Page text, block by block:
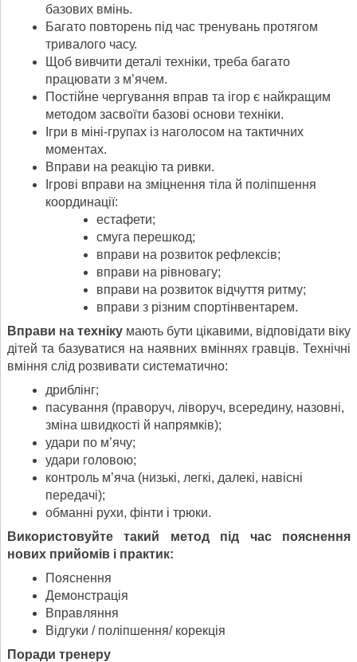
базових вмінь.
Багато повторень під час тренувань протягом
тривалого часу.
Щоб вивчити деталі техніки, треба багато
працювати з м’ячем.
Постійне чергування вправ та ігор є найкращим
методом засвоїти базові основи техніки.
Ігри в міні-групах із наголосом на тактичних
моментах.
Вправи на реакцію та ривки.
Ігрові вправи на зміцнення тіла й поліпшення
координації:
естафети;
смуга перешкод;
вправи на розвиток рефлексів;
вправи на рівновагу;
вправи на розвиток відчуття ритму;
вправи з різним спортінвентарем.
Вправи на техніку мають бути цікавими, відповідати віку
дітей та базуватися на наявних вміннях гравців. Технічні
вміння слід розвивати систематично:
дриблінг;
пасування (праворуч, ліворуч, всередину, назовні,
зміна швидкості й напрямків);
удари по м’ячу;
удари головою;
контроль м’яча (низькі, легкі, далекі, навісні
передачі);
обманні рухи, фінти і трюки.
Використовуйте такий метод під час пояснення
нових прийомів і практик:
Пояснення
Демонстрація
Вправляння
Відгуки / поліпшення/ корекція
Поради тренеру